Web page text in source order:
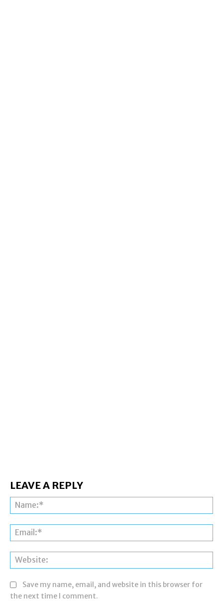
LEAVE A REPLY
Save my name, email, and website in this browser for
the next time I comment.